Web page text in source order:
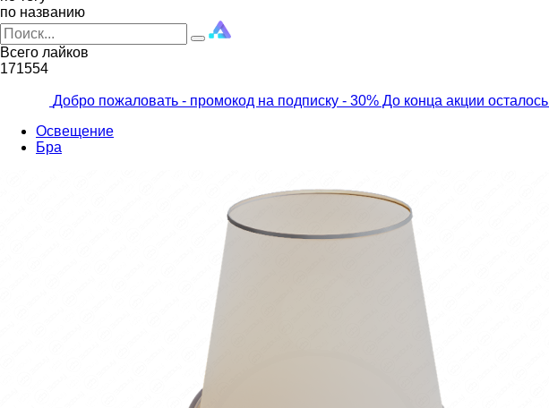
по названию
Всего лайков
171554
Добро пожаловать - промокод на подписку - 30% До конца акции осталось
Освещение
Бра